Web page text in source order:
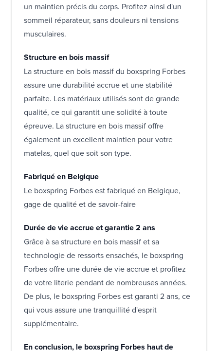
un maintien précis du corps. Profitez ainsi d'un
sommeil réparateur, sans douleurs ni tensions
musculaires.
Structure en bois massif
La structure en bois massif du boxspring Forbes
assure une durabilité accrue et une stabilité
parfaite. Les matériaux utilisés sont de grande
qualité, ce qui garantit une solidité à toute
épreuve. La structure en bois massif offre
également un excellent maintien pour votre
matelas, quel que soit son type.
Fabriqué en Belgique
Le boxspring Forbes est fabriqué en Belgique,
gage de qualité et de savoir-faire
Durée de vie accrue et garantie 2 ans
Grâce à sa structure en bois massif et sa
technologie de ressorts ensachés, le boxspring
Forbes offre une durée de vie accrue et profitez
de votre literie pendant de nombreuses années.
De plus, le boxspring Forbes est garanti 2 ans, ce
qui vous assure une tranquillité d'esprit
supplémentaire.
En conclusion, le boxspring Forbes haut de